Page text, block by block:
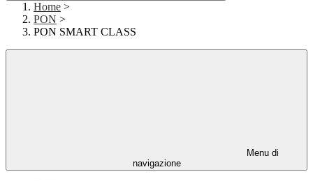
Home >
PON >
PON SMART CLASS
Menu di
navigazione